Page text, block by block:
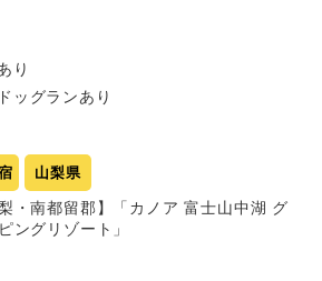
り
ッグランあり
山梨県
梨・南都留郡】「カノア 富士山中湖 グ
ングリゾート」